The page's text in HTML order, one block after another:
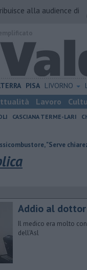
alla audience di
PISA LIVORNO
Lavoro
CASCIANA TERME-LARI
chiarezza politica"
Addio al dottor
Il medico era molto
dell'Asl